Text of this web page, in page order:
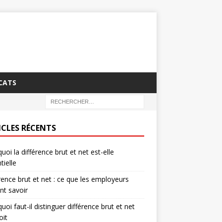
RÉCENTS
la différence brut et net est-elle
brut et net : ce que les employeurs
savoir
faut-il distinguer différence brut et net